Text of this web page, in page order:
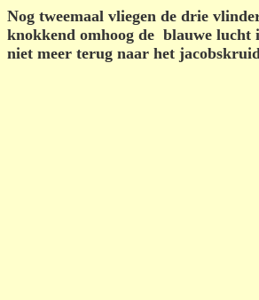
Nog tweemaal vliegen de drie
knokkend omhoog de blauwe lucht
niet meer terug naar het